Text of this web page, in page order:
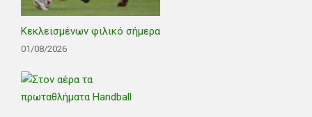
Κεκλεισμένων φιλικό σήμερα
01/08/2026